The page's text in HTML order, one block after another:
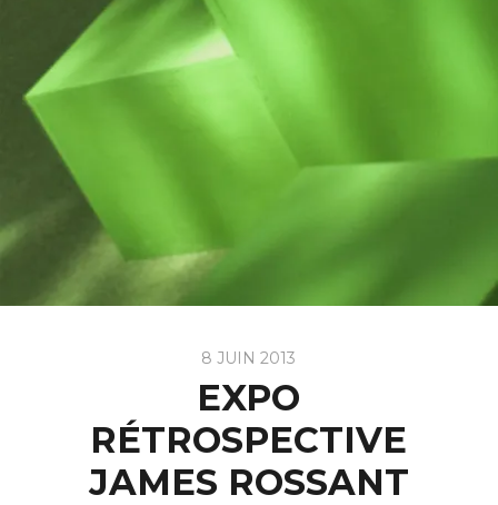
8 JUIN 2013
EXPO
RÉTROSPECTIVE
JAMES ROSSANT